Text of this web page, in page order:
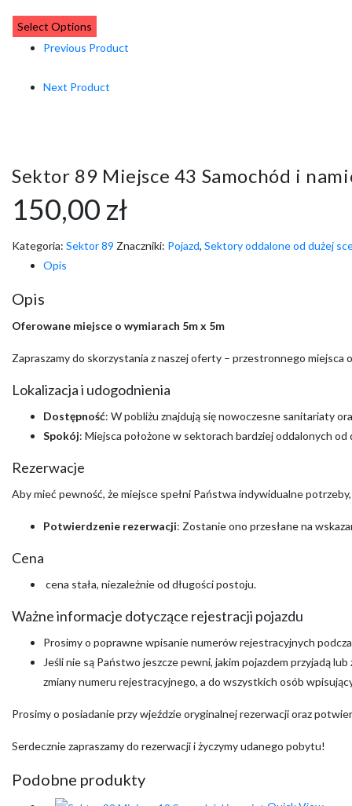
Select Options
Previous Product
Next Product
Sektor 89 Miejsce 43 Samochód i
150,00 zł
Kategoria: Sektor 89 Znaczniki: Pojazd, Sektory oddalone od dużej
Opis
Opis
Oferowane miejsce o wymiarach 5m x 5m
Zapraszamy do skorzystania z naszej oferty – przestronnego miejsca
Lokalizacja i udogodnienia
Dostępność: W pobliżu znajdują się nowoczesne sanitariaty
Spokój: Miejsca położone w sektorach bardziej oddalonych
Rezerwacje
Aby mieć pewność, że miejsce spełni Państwa indywidualne
Potwierdzenie rezerwacji: Zostanie ono przesłane na
Cena
cena stała, niezależnie od długości postoju.
Ważne informacje dotyczące rejestracji pojazdu
Prosimy o poprawne wpisanie numerów rejestracyjnych
Jeśli nie są Państwo jeszcze pewni, jakim pojazdem przyjadą
zmiany numeru rejestracyjnego, a do wszystkich osób
Prosimy o posiadanie przy wjeździe oryginalnej rezerwacji oraz
Serdecznie zapraszamy do rezerwacji i życzymy udanego pobytu!
Podobne produkty